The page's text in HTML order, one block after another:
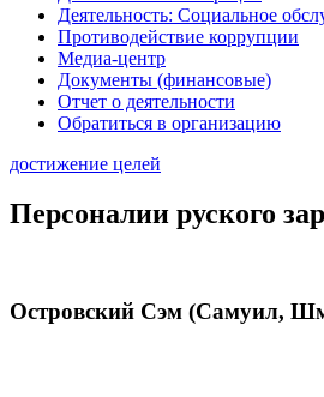
Деятельность: Социальное
Противодействие коррупции
Медиа-центр
Документы (финансовые)
Отчет о деятельности
Обратиться в организацию
достижение целей
Персоналии руского
Островский Сэм (Самуил,